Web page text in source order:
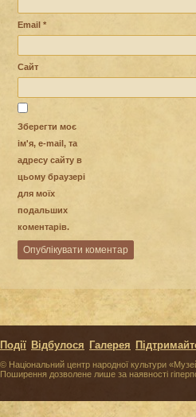
Email *
Сайт
Зберегти моє
ім'я, e-mail, та
адресу сайту в
цьому браузері
для моїх
подальших
коментарів.
© Національний центр народної культури
Поширення дозволене лише за наявності
Події Відбулося Галерея